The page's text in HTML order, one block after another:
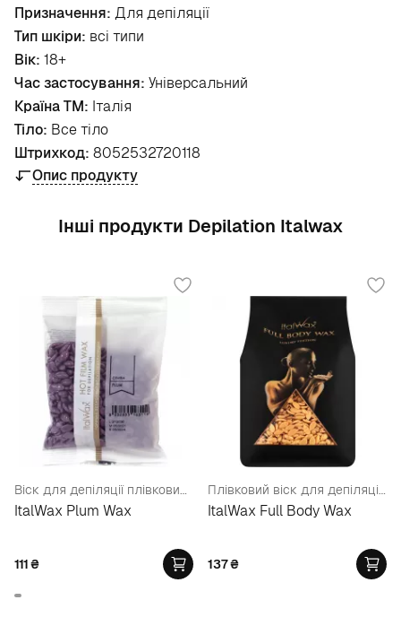
Призначення: Для депіляції
Тип шкіри: всі типи
Вік: 18+
Час застосування: Універсальний
Країна ТМ: Італія
Тіло: Все тіло
Штрихкод: 8052532720118
Опис продукту
Інші продукти Depilation Italwax
Віск для депіляції плівковий у гранулах "Слива"
ItalWax Plum Wax
111₴
Плівковий віск для депіляції Преміум-Класу, у гранулах
ItalWax Full Body Wax
137₴